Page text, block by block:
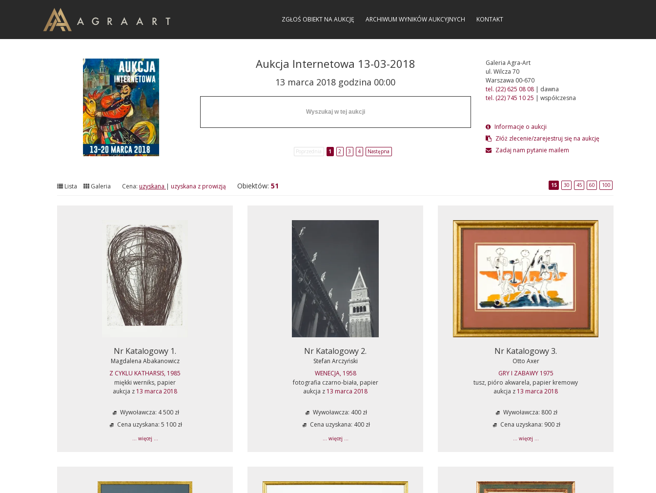
ZGŁOŚ OBIEKT NA AUKCJĘ ARCHIWUM WYNIKÓW AUKCYJNYCH KONTAKT
Aukcja Internetowa 13-03-2018
13 marca 2018 godzina 00:00
Poprzednia 1 2 3 4 Następna
Galeria Agra-Art
ul. Wilcza 70
Warszawa 00-670
tel. (22) 625 08 08| dawna
tel. (22) 745 10 25 | współczesna
Informacje o aukcji
Złóż zlecenie/zarejestruj się na aukcję
Zadaj nam pytanie mailem
Lista Galeria Cena: uzyskana | uzyskana z prowizją Obiektów: 51 15 30 45 60 100
Nr Katalogowy 1.
Magdalena Abakanowicz
Z CYKLU KATHARSIS, 1985
miękki werniks, papier
aukcja z 13 marca 2018
Wywoławcza: 4 500 zł
Cena uzyskana: 5 100 zł
... więcej ...
Nr Katalogowy 2.
Stefan Arczyński
WENECJA, 1958
fotografia czarno-biała, papier
aukcja z 13 marca 2018
Wywoławcza: 400 zł
Cena uzyskana: 400 zł
... więcej ...
Nr Katalogowy 3.
Otto Axer
GRY I ZABAWY 1975
tusz, pióro akwarela, papier kremowy
aukcja z 13 marca 2018
Wywoławcza: 800 zł
Cena uzyskana: 900 zł
... więcej ...